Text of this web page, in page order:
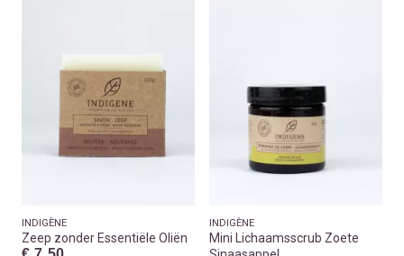
INDIGÈNE
Zeep zonder Essentiële Oliën
INDIGÈNE
Mini Lichaamsscrub Zoete